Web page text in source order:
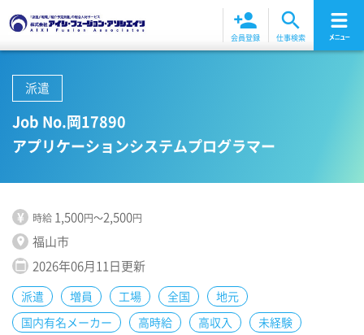
person_add
会員登録
search
仕事検索
派遣
Job No.岡17890
アプリケーションシステムプログラマー
¥ 時給 1,500円～2,500円
location_on 福山市
calendar_today 2026年06月11日更新
派遣 増員 工場 全国
地元
国内有名メーカー
高時給 高収入
未経験